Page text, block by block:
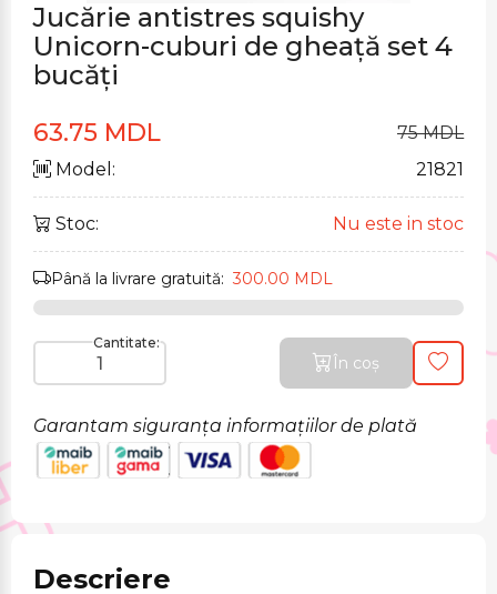
Jucărie antistres squishy
Unicorn-cuburi de gheață set 4
bucăți
63.75 MDL
75 MDL
Model:
21821
Stoc: Nu este in stoc
Până la livrare gratuită:300.00 MDL
Cantitate:
În coș
Garantam siguranța informațiilor de plată
Descriere